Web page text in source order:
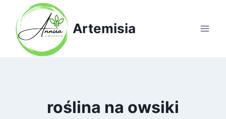
Przejdź
treści
Artemisia
roślina na owsiki